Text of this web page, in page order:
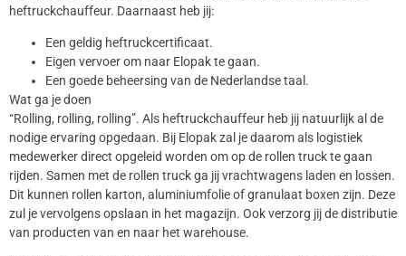
heftruckchauffeur. Daarnaast heb jij:
Een geldig heftruckcertificaat.
Eigen vervoer om naar Elopak te gaan.
Een goede beheersing van de Nederlandse taal.
Wat ga je doen
“Rolling, rolling, rolling”. Als heftruckchauffeur heb jij natuurlijk al de
nodige ervaring opgedaan. Bij Elopak zal je daarom als logistiek
medewerker direct opgeleid worden om op de rollen truck te gaan
rijden. Samen met de rollen truck ga jij vrachtwagens laden en lossen.
Dit kunnen rollen karton, aluminiumfolie of granulaat boxen zijn. Deze
zul je vervolgens opslaan in het magazijn. Ook verzorg jij de distributie
van producten van en naar het warehouse.